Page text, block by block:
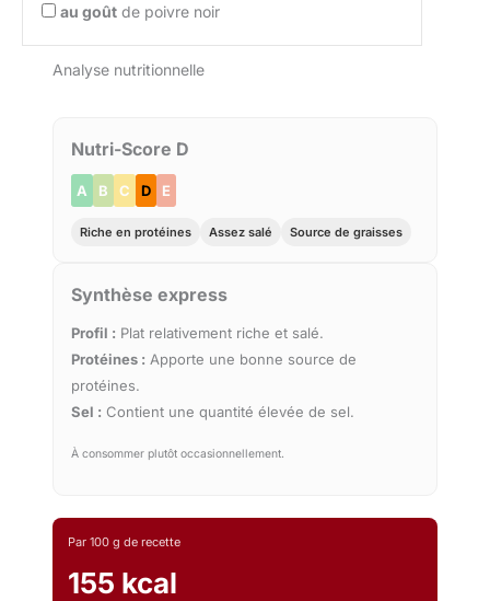
au goût de poivre noir
Analyse nutritionnelle
Nutri-Score D
A B C D E
Riche en protéines Assez salé Source de graisses
Synthèse express
Profil : Plat relativement riche et salé.
Protéines : Apporte une bonne source de
protéines.
Sel : Contient une quantité élevée de sel.
À consommer plutôt occasionnellement.
Par 100 g de recette
155 kcal